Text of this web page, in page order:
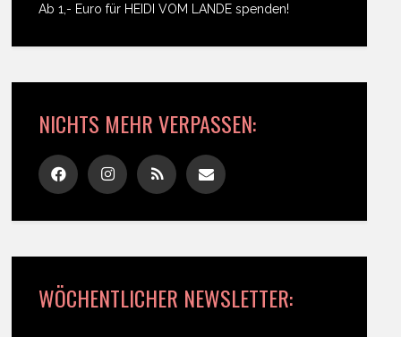
Ab 1,- Euro für HEIDI VOM LANDE spenden!
NICHTS MEHR VERPASSEN:
WÖCHENTLICHER NEWSLETTER: